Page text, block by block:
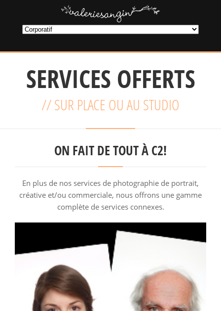
SERVICES OFFERTS
// SUR PLACE OU AU STUDIO
ON FAIT DE TOUT À C2!
En plus de nos services de photographie de portrait,
créative et/ou commerciale, nous offrons une gamme
complète de services connexes.